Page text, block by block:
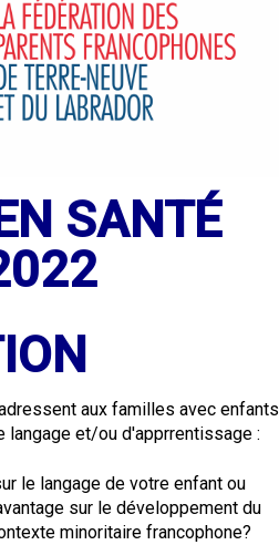
SANTÉ
aux familles avec enfants
et/ou d'apprrentissage :
le langage de votre enfant ou
sur le développement du
minoritaire francophone?